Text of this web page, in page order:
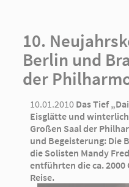
10.
Berlin und
der
10.01.2010 Das Tief
Eisglätte und
Großen Saal der
und Begeisterung: Die
die Solisten Mandy
entführten die ca. 2000
Reise.